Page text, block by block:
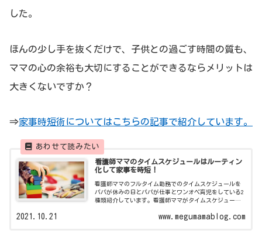
した。
ほんの少し手を抜くだけで、子供との過ごす時間の質も、
ママの心の余裕も大切にすることができるならメリットは
大きくないですか？
⇒家事時短術についてはこちらの記事で紹介しています。
看護師ママのタイムスケジュールはルーティン
化して家事を時短！
看護師ママのフルタイム勤務でのタイムスケジュールを
パパが休みの日とパパが仕事とワンオペ育児をしている2
種類紹介しています。看護師ママがタイムスケジュール
このブログで紹介していきます。www.megumamablog.com
2021.10.21